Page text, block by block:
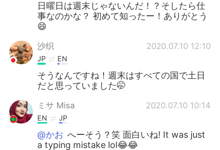
日曜日は週末じゃないんだ！？そしたら仕
事なのかな？ 初めて知ったー！ありがとう
😄
沙织 2020.07.10 12:10
JP EN
そうなんですね！週末はすべての国で土日
だと思っていました🤭
ミサ Misa 2020.07.10 10:14
EN JP
@かお へーそう？笑 面白いね! It was just
a typing mistake lol😂😂